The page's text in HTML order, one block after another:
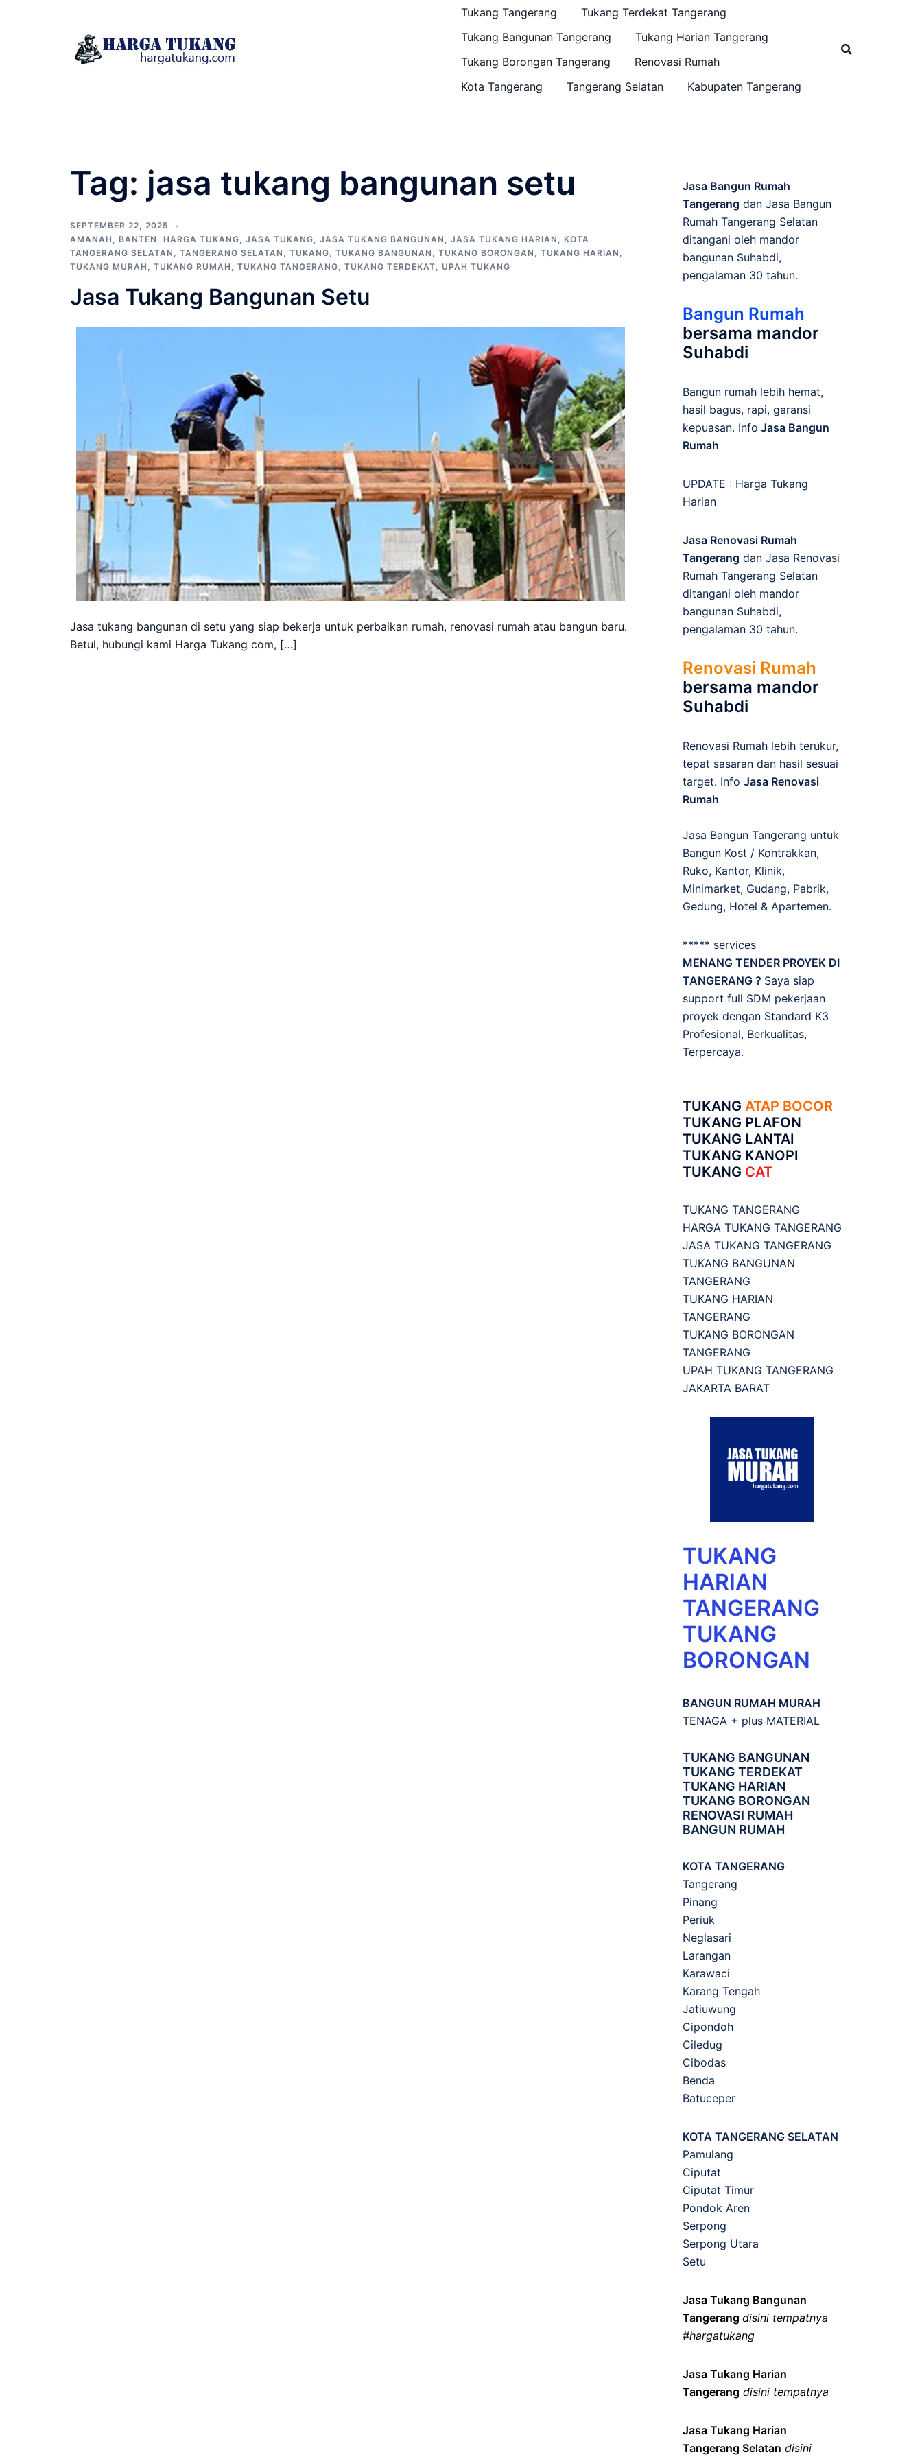
Tukang Tangerang
Tukang Terdekat Tangerang
Tukang Bangunan Tangerang
Tukang Harian Tangerang
Tukang Borongan Tangerang
Renovasi Rumah
Kota Tangerang
Tangerang Selatan Kabupaten Tangerang
Tag: jasa tukang bangunan setu
SEPTEMBER 22, 2025
AMANAH , BANTEN , HARGA TUKANG, JASA TUKANG, JASA TUKANG BANGUNAN , JASA TUKANG HARIAN , KOTA
TANGERANG SELATAN , TANGERANG SELATAN , TUKANG, TUKANG BANGUNAN , TUKANG BORONGAN , TUKANG HARIAN ,
TUKANG MURAH , TUKANG RUMAH , TUKANG TANGERANG, TUKANG TERDEKAT, UPAH TUKANG
Jasa Tukang Bangunan Setu
Jasa tukang bangunan di setu yang siap bekerja untuk perbaikan rumah, renovasi rumah atau bangun baru.
Betul, hubungi kami Harga Tukang com, […]
Jasa Bangun Rumah
Tangerang dan Jasa Bangun
Rumah Tangerang Selatan
ditangani oleh mandor
bangunan Suhabdi,
pengalaman 30 tahun.
Bangun Rumah
bersama mandor
Suhabdi
Bangun rumah lebih hemat,
hasil bagus, rapi, garansi
kepuasan. Info Jasa Bangun
Rumah
UPDATE : Harga Tukang
Harian
Jasa Renovasi Rumah
Tangerang dan Jasa Renovasi
Rumah Tangerang Selatan
ditangani oleh mandor
bangunan Suhabdi,
pengalaman 30 tahun.
Renovasi Rumah
bersama mandor
Suhabdi
Renovasi Rumah lebih terukur,
tepat sasaran dan hasil sesuai
target. Info Jasa Renovasi
Rumah
Jasa Bangun Tangerang untuk
Bangun Kost / Kontrakkan,
Ruko, Kantor, Klinik,
Minimarket, Gudang, Pabrik,
Gedung, Hotel & Apartemen.
***** services
MENANG TENDER PROYEK DI
TANGERANG ? Saya siap
support full SDM pekerjaan
proyek dengan Standard K3
Profesional, Berkualitas,
Terpercaya.
TUKANG ATAP BOCOR
TUKANG PLAFON
TUKANG LANTAI
TUKANG KANOPI
TUKANG CAT
TUKANG TANGERANG
HARGA TUKANG TANGERANG
JASA TUKANG TANGERANG
TUKANG BANGUNAN
TANGERANG
TUKANG HARIAN
TANGERANG
TUKANG BORONGAN
TANGERANG
UPAH TUKANG TANGERANG
JAKARTA BARAT
TUKANG
HARIAN
TANGERANG
TUKANG
BORONGAN
BANGUN RUMAH MURAH
TENAGA + plus MATERIAL
TUKANG BANGUNAN
TUKANG TERDEKAT
TUKANG HARIAN
TUKANG BORONGAN
RENOVASI RUMAH
BANGUN RUMAH
KOTA TANGERANG
Tangerang
Pinang
Periuk
Neglasari
Larangan
Karawaci
Karang Tengah
Jatiuwung
Cipondoh
Ciledug
Cibodas
Benda
Batuceper
KOTA TANGERANG SELATAN
Pamulang
Ciputat
Ciputat Timur
Pondok Aren
Serpong
Serpong Utara
Setu
Jasa Tukang Bangunan
Tangerang disini tempatnya
#hargatukang
Jasa Tukang Harian
Tangerang disini tempatnya
Jasa Tukang Harian
Tangerang Selatan disini